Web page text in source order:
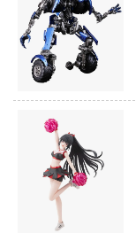
伝説
ンバイン
ーンゼロ
穴はある！
とこのこ